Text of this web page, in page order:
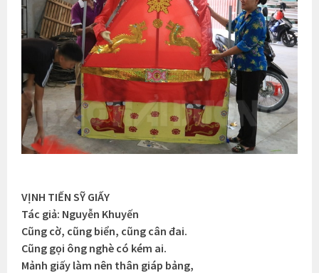
VỊNH TIẾN SỸ GIẤY
Tác giả: Nguyễn Khuyến
Cũng cờ, cũng biển, cũng cân đai.
Cũng gọi ông nghè có kém ai.
Mảnh giấy làm nên thân giáp bảng,